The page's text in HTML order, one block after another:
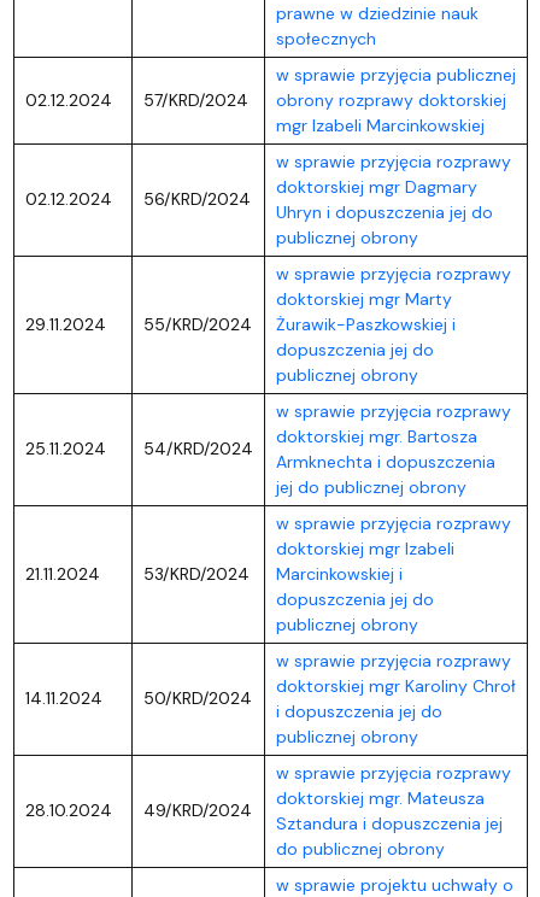
prawne w dziedzinie nauk
społecznych
02.12.2024 57/KRD/2024
w sprawie przyjęcia publicznej
obrony rozprawy doktorskiej
mgr Izabeli Marcinkowskiej
02.12.2024 56/KRD/2024
w sprawie przyjęcia rozprawy
doktorskiej mgr Dagmary
Uhryn i dopuszczenia jej do
publicznej obrony
29.11.2024 55/KRD/2024
w sprawie przyjęcia rozprawy
doktorskiej mgr Marty
Żurawik-Paszkowskiej i
dopuszczenia jej do
publicznej obrony
25.11.2024 54/KRD/2024
w sprawie przyjęcia rozprawy
doktorskiej mgr. Bartosza
Armknechta i dopuszczenia
jej do publicznej obrony
21.11.2024 53/KRD/2024
w sprawie przyjęcia rozprawy
doktorskiej mgr Izabeli
Marcinkowskiej i
dopuszczenia jej do
publicznej obrony
14.11.2024 50/KRD/2024
w sprawie przyjęcia rozprawy
doktorskiej mgr Karoliny Chroł
i dopuszczenia jej do
publicznej obrony
28.10.2024 49/KRD/2024
w sprawie przyjęcia rozprawy
doktorskiej mgr. Mateusza
Sztandura i dopuszczenia jej
do publicznej obrony
w sprawie projektu uchwały o